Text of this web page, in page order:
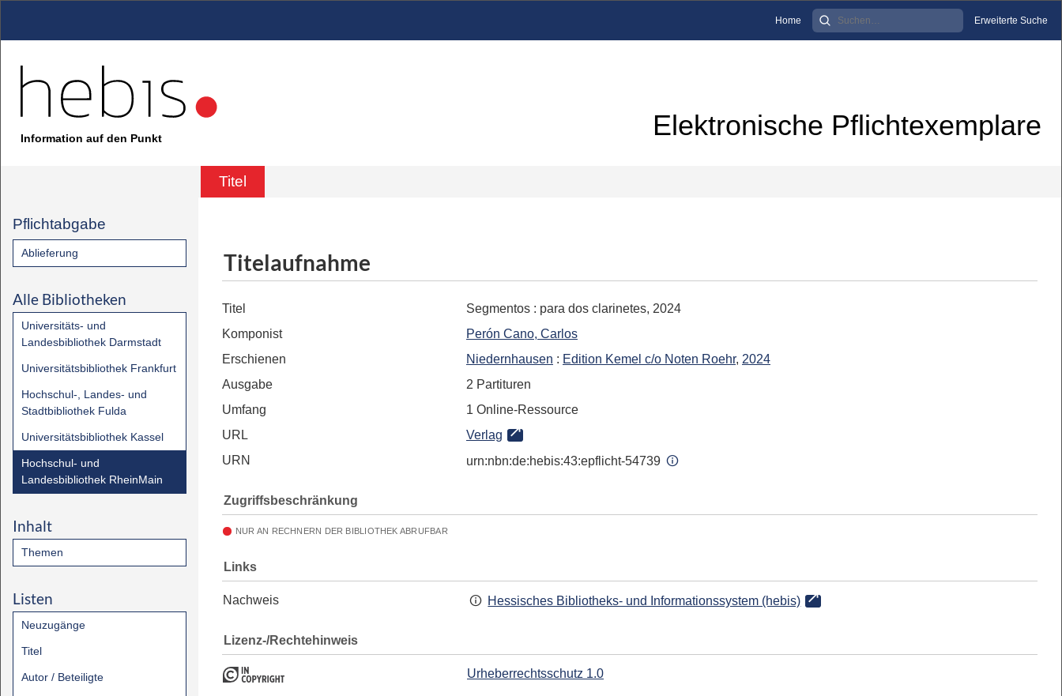
Home Erweiterte Suche
Information auf den Punkt Elektronische Pflichtexemplare
Titel
Pflichtabgabe
Ablieferung
Alle Bibliotheken
Universitäts- und
Landesbibliothek Darmstadt
Universitätsbibliothek Frankfurt
Hochschul-, Landes- und
Stadtbibliothek Fulda
Universitätsbibliothek Kassel
Hochschul- und
Landesbibliothek RheinMain
Inhalt
Themen
Listen
Neuzugänge
Titel
Autor / Beteiligte
Titelaufnahme
Titel Segmentos : para dos clarinetes, 2024
Komponist
Perón Cano, Carlos
Erschienen
Niedernhausen : Edition Kemel c/o Noten Roehr, 2024
Ausgabe
2 Partituren
Umfang
1 Online-Ressource
URL
Verlag
URN
urn:nbn:de:hebis:43:epflicht-54739
Zugriffsbeschränkung
NUR AN RECHNERN DER BIBLIOTHEK ABRUFBAR
Links
Nachweis Hessisches Bibliotheks- und Informationssystem (hebis)
Lizenz-/Rechtehinweis
Urheberrechtsschutz 1.0